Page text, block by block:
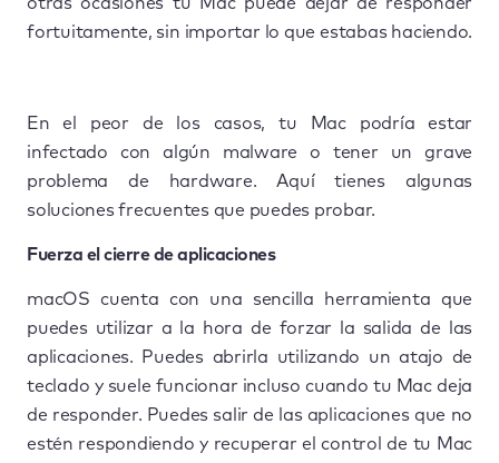
fortuitamente, sin importar lo que estabas haciendo.
En el peor de los casos, tu Mac podría estar
infectado con algún malware o tener un grave
problema de hardware. Aquí tienes algunas
soluciones frecuentes que puedes probar.
Fuerza el cierre de aplicaciones
macOS cuenta con una sencilla herramienta que
puedes utilizar a la hora de forzar la salida de las
aplicaciones. Puedes abrirla utilizando un atajo de
teclado y suele funcionar incluso cuando tu Mac deja
de responder. Puedes salir de las aplicaciones que no
estén respondiendo y recuperar el control de tu Mac